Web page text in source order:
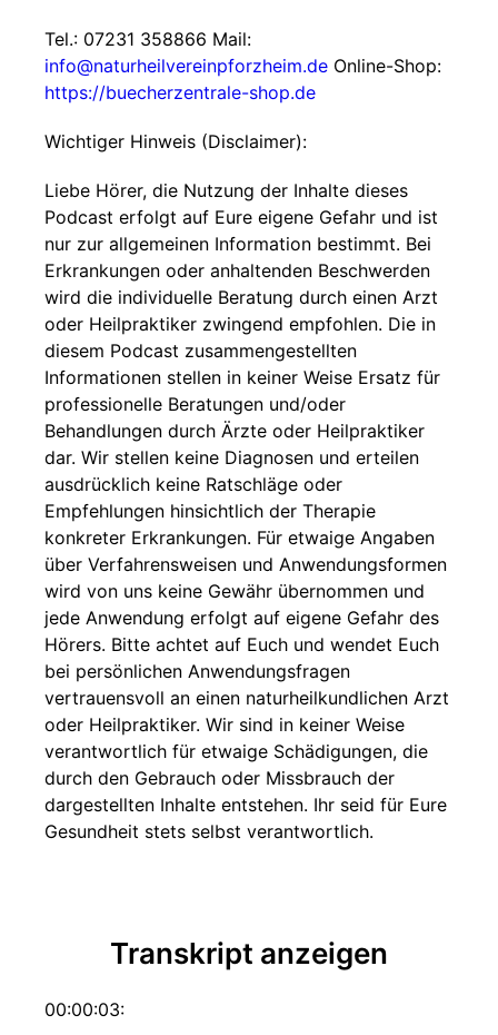
Tel.: 07231 358866 Mail:
info@naturheilvereinpforzheim.de Online-Shop:
https://buecherzentrale-shop.de
Wichtiger Hinweis (Disclaimer):
Liebe Hörer, die Nutzung der Inhalte dieses
Podcast erfolgt auf Eure eigene Gefahr und ist
nur zur allgemeinen Information bestimmt. Bei
Erkrankungen oder anhaltenden Beschwerden
wird die individuelle Beratung durch einen Arzt
oder Heilpraktiker zwingend empfohlen. Die in
diesem Podcast zusammengestellten
Informationen stellen in keiner Weise Ersatz für
professionelle Beratungen und/oder
Behandlungen durch Ärzte oder Heilpraktiker
dar. Wir stellen keine Diagnosen und erteilen
ausdrücklich keine Ratschläge oder
Empfehlungen hinsichtlich der Therapie
konkreter Erkrankungen. Für etwaige Angaben
über Verfahrensweisen und Anwendungsformen
wird von uns keine Gewähr übernommen und
jede Anwendung erfolgt auf eigene Gefahr des
Hörers. Bitte achtet auf Euch und wendet Euch
bei persönlichen Anwendungsfragen
vertrauensvoll an einen naturheilkundlichen Arzt
oder Heilpraktiker. Wir sind in keiner Weise
verantwortlich für etwaige Schädigungen, die
durch den Gebrauch oder Missbrauch der
dargestellten Inhalte entstehen. Ihr seid für Eure
Gesundheit stets selbst verantwortlich.
Transkript anzeigen
00:00:03: